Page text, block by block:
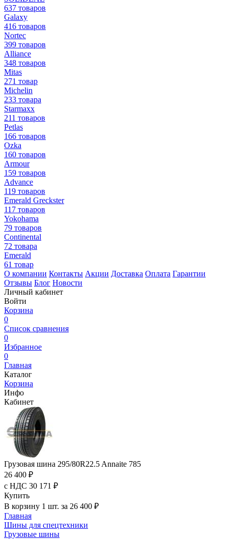
637 товаров
Galaxy
416 товаров
Nortec
399 товаров
Alliance
348 товаров
Mitas
271 товар
Michelin
233 товара
Starmaxx
211 товаров
Petlas
166 товаров
Ozka
160 товаров
Armour
159 товаров
Advance
119 товаров
Emerald Greckster
117 товаров
Yokohama
79 товаров
Continental
72 товара
Emerald
61 товар
О компании Контакты Акции Доставка Оплата Гарантии
Отзывы Блог Новости
Личный кабинет
Войти
Корзина
0
Список сравнения
0
Избранное
0
Главная
Каталог
Корзина
Инфо
Кабинет
Грузовая шина 295/80R22.5 Annaite 785
26 400 ₽
с НДС 30 171 ₽
Купить
В корзину 1 шт. за 26 400 ₽
Главная
Шины для спецтехники
Грузовые шины